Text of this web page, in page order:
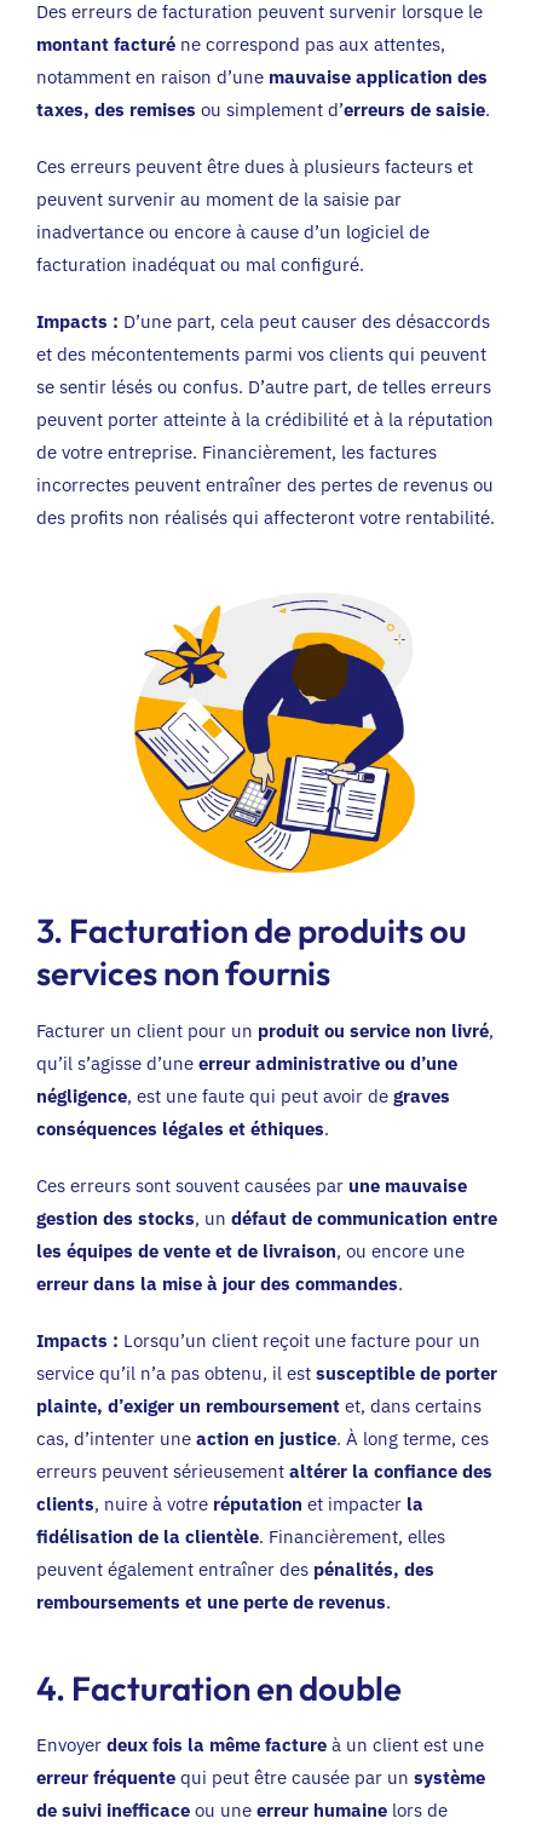
Des erreurs de facturation peuvent survenir lorsque le
montant facturéne correspond pas aux attentes,
notamment en raison d’une mauvaise application des
taxes, des remises ou simplement d’erreurs de saisie.
Ces erreurs peuvent être dues à plusieurs facteurs et
peuvent survenir au moment de la saisie par
inadvertance ou encore à cause d’un logiciel de
facturation inadéquat ou mal configuré.
Impacts : D’une part, cela peut causer des désaccords
et des mécontentements parmi vos clients qui peuvent
se sentir lésés ou confus. D’autre part, de telles erreurs
peuvent porter atteinte à la crédibilité et à la réputation
de votre entreprise. Financièrement, les factures
incorrectes peuvent entraîner des pertes de revenus ou
des profits non réalisés qui affecteront votre rentabilité.
3. Facturation de produits ou
services non fournis
Facturer un client pour un produit ou service non livré,
qu’il s’agisse d’une erreur administrative ou d’une
négligence, est une faute qui peut avoir de graves
conséquences légales et éthiques.
Ces erreurs sont souvent causées par une mauvaise
gestion des stocks, un défaut de communication entre
les équipes de vente et de livraison, ou encore une
erreur dans la mise à jour des commandes.
Impacts : Lorsqu’un client reçoit une facture pour un
service qu’il n’a pas obtenu, il est susceptible de porter
plainte, d’exiger un remboursementet, dans certains
cas, d’intenter une action en justice. À long terme, ces
erreurs peuvent sérieusement altérer la confiance des
clients, nuire à votre réputation et impacter la
fidélisation de la clientèle. Financièrement, elles
peuvent également entraîner des pénalités, des
remboursements et une perte de revenus.
4. Facturation en double
Envoyer deux fois la même factureà un client est une
erreur fréquentequi peut être causée par un système
de suivi inefficaceou une erreur humainelors de